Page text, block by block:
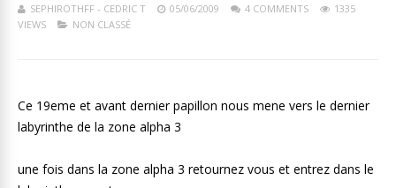
SEPHIROTHFF - CEDRIC T 05/06/2009 4 COMMENTS
1335
VIEWS
NON CLASSÉ
Ce 19eme et avant dernier papillon nous mene vers le dernier
labyrinthe de la zone alpha 3
une fois dans la zone alpha 3 retournez vous et entrez dans le